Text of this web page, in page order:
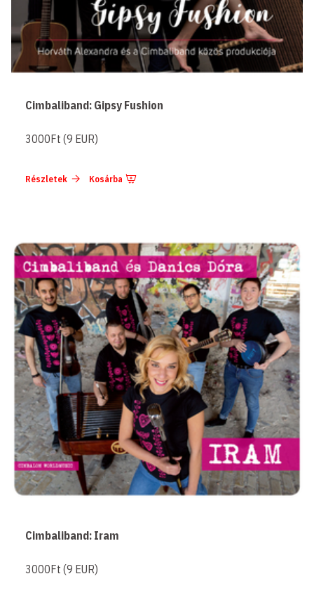
Cimbaliband: Gipsy Fushion
3000Ft (9 EUR)
Részletek Kosárba
Cimbaliband: Iram
3000Ft (9 EUR)